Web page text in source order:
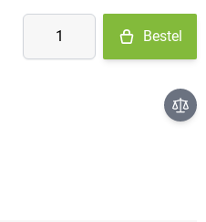
Aantal
Bestel